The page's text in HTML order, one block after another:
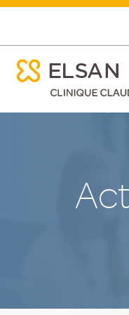
au
Agir et innover pour
menu mobile
menu mobile
Accueil/